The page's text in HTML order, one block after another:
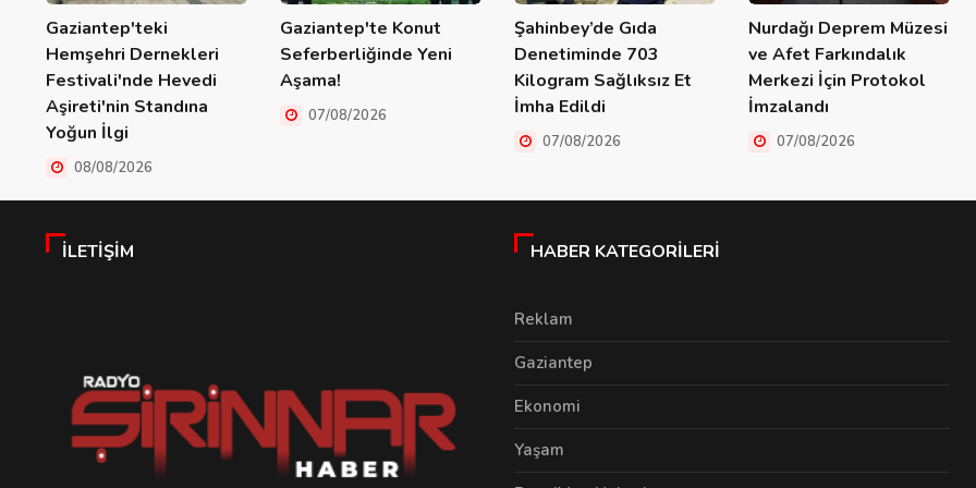
Gaziantep'teki
Hemşehri Dernekleri
Festivali'nde Hevedi
Aşireti'nin Standına
Yoğun İlgi
08/08/2026
Gaziantep'te Konut
Seferberliğinde Yeni
Aşama!
07/08/2026
Şahinbey’de Gıda
Denetiminde 703
Kilogram Sağlıksız Et
İmha Edildi
07/08/2026
Nurdağı Deprem Müzesi
ve Afet Farkındalık
Merkezi İçin Protokol
İmzalandı
07/08/2026
İLETIŞIM HABER KATEGORILERI
Reklam
Gaziantep
Ekonomi
Yaşam